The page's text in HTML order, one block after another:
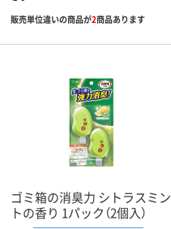
販売単位違いの商品が2商品あります
ゴミ箱の消臭力 シトラスミン
トの香り 1パック（2個入）